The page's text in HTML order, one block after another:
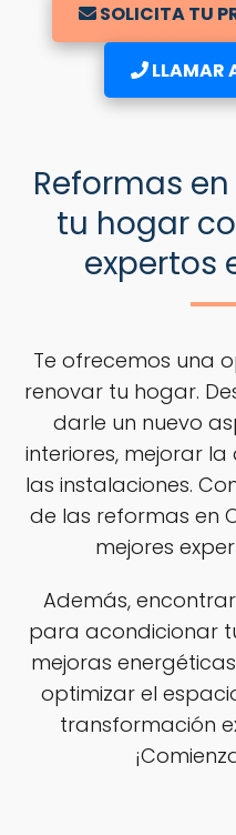
SOLICITA TU
LLAMAR
Reformas
tu hogar
expertos
Te ofrecemos una
renovar tu hogar.
darle un nuevo
interiores, mejorar
las instalaciones.
de las reformas en
mejores
Además,
para acondicionar
mejoras
optimizar el
transformación